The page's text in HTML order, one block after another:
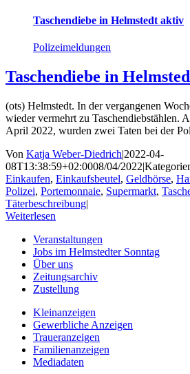
Taschendiebe in Helmstedt aktiv
Polizeimeldungen
Taschendiebe in
(ots) Helmstedt. In der vergangenen
wieder vermehrt zu Taschendiebstählen.
April 2022, wurden zwei Taten bei der
Von Katja Weber-Diedrich|2022-04-
08T13:38:59+02:0008/04/2022|
Einkaufen, Einkaufsbeutel, Geldbörse,
Polizei, Portemonnaie, Supermarkt,
Täterbeschreibung|
Weiterlesen
Veranstaltungen
Jobs im Helmstedter Sonntag
Über uns
Zeitungsarchiv
Zustellung
Kleinanzeigen
Gewerbliche Anzeigen
Traueranzeigen
Familienanzeigen
Mediadaten